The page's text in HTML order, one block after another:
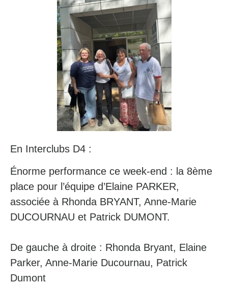
En Interclubs D4 :
Énorme performance ce week-end : la 8ème
place pour l’équipe d’Elaine PARKER,
associée à Rhonda BRYANT, Anne-Marie
DUCOURNAU et Patrick DUMONT.
De gauche à droite : Rhonda Bryant, Elaine
Parker, Anne-Marie Ducournau, Patrick
Dumont